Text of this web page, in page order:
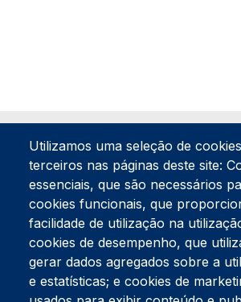
Tel:234 390 100Fax:234 390 100
Endereço Postal
Apartado 42
Rua Gil Eanes 31
Utilizamos uma seleção de
terceiros nas páginas deste site:
essenciais, que são necessários
cookies funcionais, que
facilidade de utilização na
cookies de desempenho, que
gerar dados agregados sobre a
e estatísticas; e cookies de